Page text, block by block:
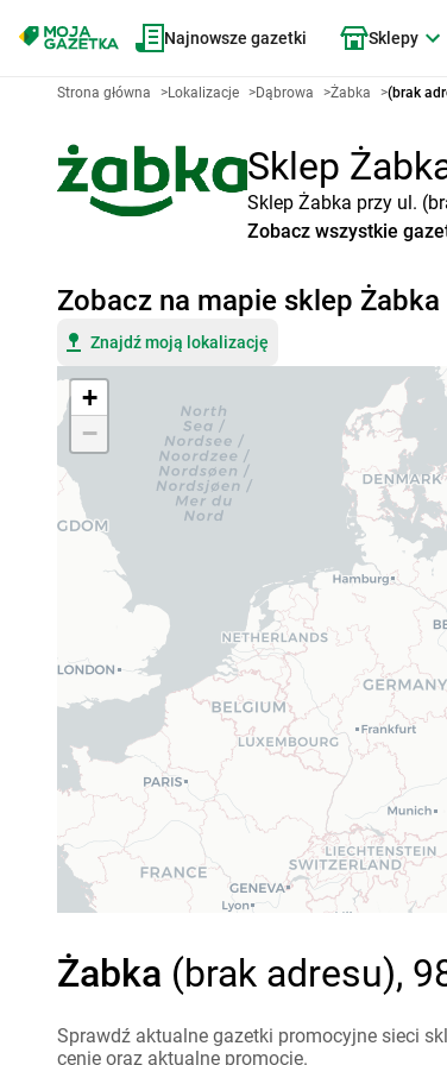
Najnowsze gazetki Sklepy
Strona główna >Lokalizacje >Dąbrowa >Żabka >(brak
Sklep
Sklep Żabka przy ul.
Zobacz wszystkie
Zobacz na mapie sklep Żabka
Znajdź moją lokalizację
+
−
Żabka (brak adresu),
Sprawdź aktualne gazetki promocyjne sieci
cenie oraz aktualne promocje.